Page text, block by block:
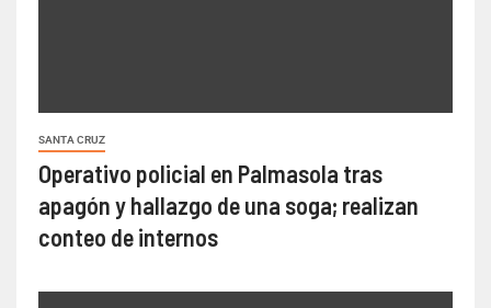
SANTA CRUZ
Operativo policial en Palmasola tras
apagón y hallazgo de una soga; realizan
conteo de internos